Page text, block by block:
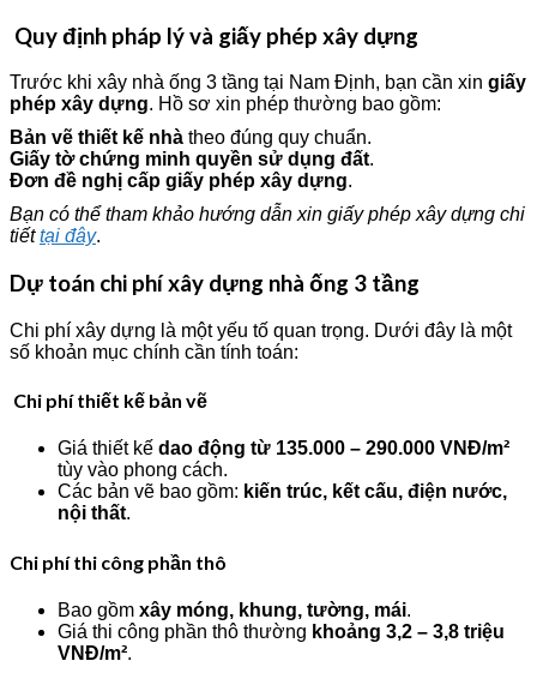
Quy định pháp lý và giấy phép xây dựng
Trước khi xây nhà ống 3 tầng tại Nam Định, bạn cần xin giấy
phép xây dựng. Hồ sơ xin phép thường bao gồm:
Bản vẽ thiết kế nhà theo đúng quy chuẩn.
Giấy tờ chứng minh quyền sử dụng đất.
Đơn đề nghị cấp giấy phép xây dựng.
Bạn có thể tham khảo hướng dẫn xin giấy phép xây dựng chi
tiếttại đây.
Dự toán chi phí xây dựng nhà ống 3 tầng
Chi phí xây dựng là một yếu tố quan trọng. Dưới đây là một
số khoản mục chính cần tính toán:
Chi phí thiết kế bản vẽ
Giá thiết kế dao động từ 135.000 – 290.000 VNĐ/m²
tùy vào phong cách.
Các bản vẽ bao gồm: kiến trúc, kết cấu, điện nước,
nội thất.
Chi phí thi công phần thô
Bao gồm xây móng, khung, tường, mái.
Giá thi công phần thô thường khoảng 3,2 – 3,8 triệu
VNĐ/m².